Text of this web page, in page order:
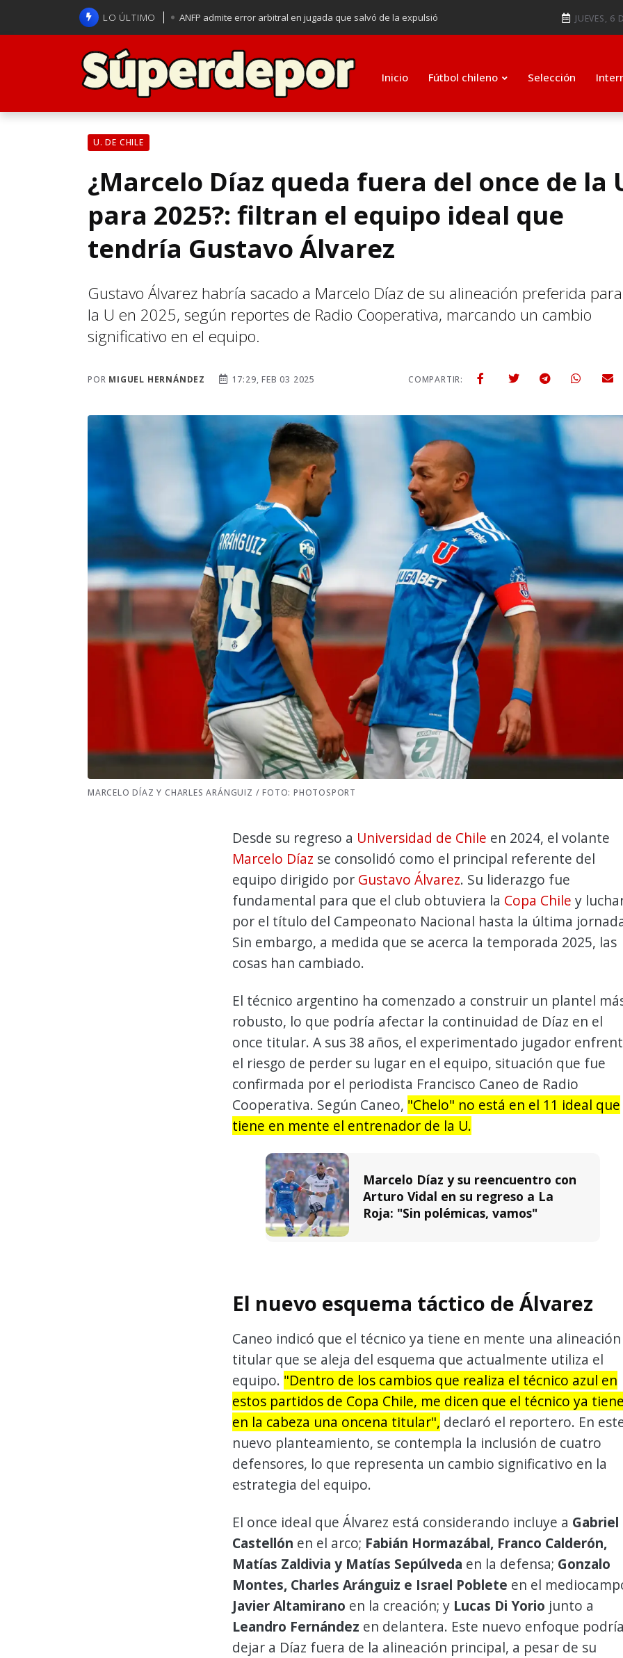
LO ÚLTIMO ANFP admite error arbitral en jugada que salvó de la expulsió
La U se aferra a la esperanza de clasificar a octavos de
Brasil anuncia a Carlo Ancelotti como su nuevo entrenador para
JUEVES, 6
Inicio Fútbol chileno Selección
U. DE CHILE
¿Marcelo Díaz queda fuera del once de la
para 2025?: filtran el equipo ideal que
tendría Gustavo Álvarez
Gustavo Álvarez habría sacado a Marcelo Díaz de su alineación preferida para
la U en 2025, según reportes de Radio Cooperativa, marcando un cambio
significativo en el equipo.
POR MIGUEL HERNÁNDEZ 17:29, FEB 03 2025 COMPARTIR:
MARCELO DÍAZ Y CHARLES ARÁNGUIZ / FOTO: PHOTOSPORT
Desde su regreso a Universidad de Chile en 2024, el volante
Marcelo Díaz se consolidó como el principal referente del
equipo dirigido por Gustavo Álvarez. Su liderazgo fue
fundamental para que el club obtuviera la Copa Chile y
por el título del Campeonato Nacional hasta la última
Sin embargo, a medida que se acerca la temporada 2025, las
cosas han cambiado.
El técnico argentino ha comenzado a construir un plantel
robusto, lo que podría afectar la continuidad de Díaz en el
once titular. A sus 38 años, el experimentado jugador
el riesgo de perder su lugar en el equipo, situación que fue
confirmada por el periodista Francisco Caneo de Radio
Cooperativa. Según Caneo, "Chelo" no está en el 11 ideal que
tiene en mente el entrenador de la U.
Marcelo Díaz y su reencuentro con
Arturo Vidal en su regreso a La
Roja: "Sin polémicas, vamos"
El nuevo esquema táctico de Álvarez
Caneo indicó que el técnico ya tiene en mente una alineación
titular que se aleja del esquema que actualmente utiliza el
equipo. "Dentro de los cambios que realiza el técnico azul en
estos partidos de Copa Chile, me dicen que el técnico ya
en la cabeza una oncena titular", declaró el reportero. En
nuevo planteamiento, se contempla la inclusión de cuatro
defensores, lo que representa un cambio significativo en la
estrategia del equipo.
El once ideal que Álvarez está considerando incluye a Gabriel
Castellón en el arco; Fabián Hormazábal, Franco Calderón,
Matías Zaldivia y Matías Sepúlveda en la defensa; Gonzalo
Montes, Charles Aránguiz e Israel Poblete en el
Javier Altamirano en la creación; y Lucas Di Yorio junto a
Leandro Fernández en delantera. Este nuevo enfoque
dejar a Díaz fuera de la alineación principal, a pesar de su